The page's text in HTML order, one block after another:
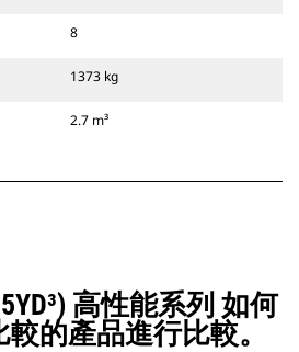
8
1373 kg
2.7 m³
高性能系列 如何
的產品進行比較。